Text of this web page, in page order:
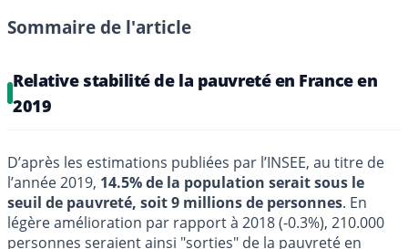
Sommaire de l'article
Relative stabilité de la pauvreté en France en
2019
D’après les estimations publiées par l’INSEE, au titre de
l’année 2019, 14.5% de la population serait sous le
seuil de pauvreté, soit 9 millions de personnes. En
légère amélioration par rapport à 2018 (-0.3%), 210.000
personnes seraient ainsi "sorties" de la pauvreté en